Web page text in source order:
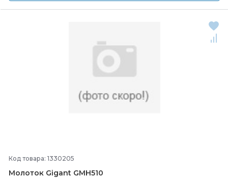
Код товара: 1330205
Молоток Gigant GMH510